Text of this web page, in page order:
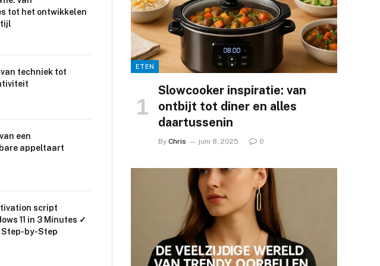
tot het ontwikkelen
van techniek tot
een
appeltaart
script
11 in 3 Minutes ✓
Step-by-Step
ETEN
Slowcooker inspiratie: van
ontbijt tot diner en alles
daartussenin
By Chris juni 8, 2025 0